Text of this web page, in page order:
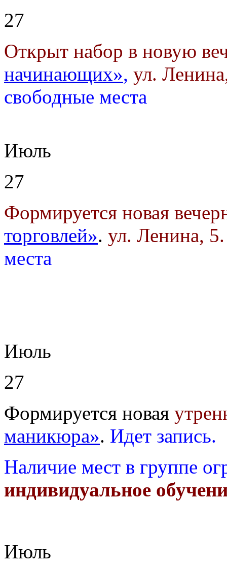
27
Открыт набор в новую
начинающих», ул.
свободные места
Июль
27
Формируется новая
торговлей». ул. Ленина,
места
Июль
27
Формируется новая
маникюра». Идет запись.
Наличие мест в группе
индивидуальное
Июль